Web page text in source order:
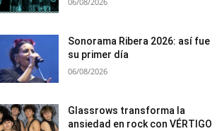
Sonorama Ribera 2026: así fue
su primer día
06/08/2026
Glassrows transforma la
ansiedad en rock con VÉRTIGO